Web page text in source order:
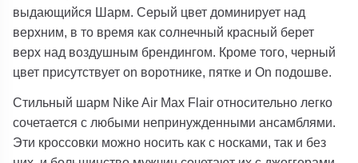
выдающийся Шарм. Серый цвет доминирует над
верхним, в то время как солнечный красный берет
верх над воздушным брендингом. Кроме того, черный
цвет присутствует on воротнике, пятке и On подошве.
Стильный шарм Nike Air Max Flair относительно легко
сочетается с любыми непринужденными ансамблями.
Эти кроссовки можно носить как с носками, так и без